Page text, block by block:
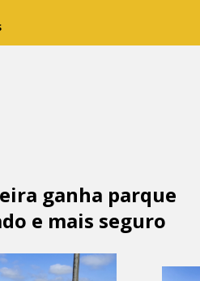
ganha parque
e mais seguro